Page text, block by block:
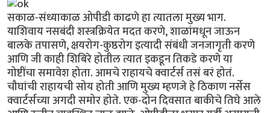
सकाळ-संध्याकाळ ओपीडी काढणे हा त्यातला मुख्य भाग.
याशिवाय नसबंदी शस्त्रक्रियेत मदत करणे, शाळांमधून जाऊन
बालके तपासणे, क्षयरोग-कुष्ठरोग इत्यादी संबंधी जनजागृती करणे
आणि जी काही शिबिरे होतील त्यात इकडून तिकडे करणे या
गोष्टींचा समावेश होता. आमचे राहायचे क्वार्टर्स तसं बरं होतं.
चौघांची राहायची सोय होती आणि मुख्य म्हणजे हे ठिकाण नर्सेस
क्वार्टर्सच्या अगदी समोर होते. एक-दोन दिवसात बाकीचे तिघे आले